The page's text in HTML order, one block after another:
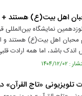
اهل‌ بیت(ع) هستند +
نمایشگاه
محبان اهل‌ بیت(ع) هستند
باشد، اما همه ارادت
تلویزیونی «تاج القرآن»